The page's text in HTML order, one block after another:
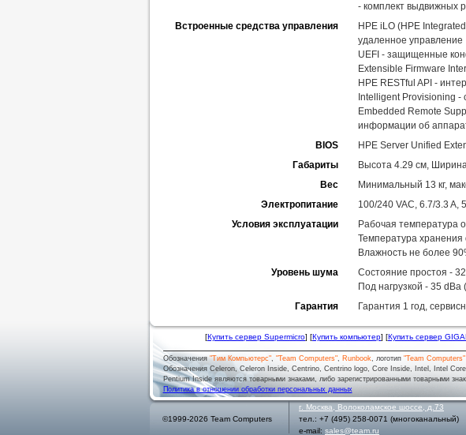
- комплект выдвижных
Встроенные средства управления
HPE iLO (HPE
удаленное управление
UEFI - защищенные
Extensible Firmware
HPE RESTful API -
Intelligent Provisioning -
Embedded Remote
информации об
BIOS
HPE Server Unified
Габариты
Высота 4.29 см,
Вес
Минимальный 13 кг,
Электропитание
100/240 VAC, 6.7/3.3 A,
Условия эксплуатации
Рабочая температура
Температура хранения
Влажность не более
Уровень шума
Состояние простоя -
Под нагрузкой - 35 dBa
Гарантия
Гарантия 1 год,
[Купить сервер Supermicro] [Купить компьютер] [Купить сервер
Обозначения"Тим Компьютерс", "Team Computers", Runbook, логотип "Team Computers"
Обозначения Celeron, Celeron Inside, Centrino, Centrino logo, Core Inside, Intel, Intel
Pentium Inside являются товарными знаками, либо зарегистрированными товарными
Политика в отношении обработки персональных данных
©1999-2026 Team Computers
г. Москва
Волоколамское шоссе, д.73
тел.: +7 (495) 258-0071 (многоканальный)
e-mail: sales@team.ru